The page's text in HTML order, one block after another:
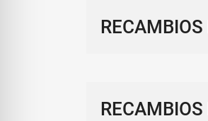
RECAMBIOS
RECAMBIOS